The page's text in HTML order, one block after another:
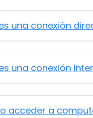
una conexión
una conexión
acceder a